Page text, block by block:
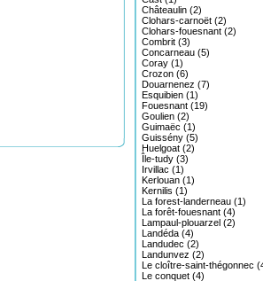
Châteaulin (2)
Clohars-carnoët (2)
Clohars-fouesnant (2)
Combrit (3)
Concarneau (5)
Coray (1)
Crozon (6)
Douarnenez (7)
Esquibien (1)
Fouesnant (19)
Goulien (2)
Guimaëc (1)
Guissény (5)
Huelgoat (2)
Île-tudy (3)
Irvillac (1)
Kerlouan (1)
Kernilis (1)
La forest-landerneau (1)
La forêt-fouesnant (4)
Lampaul-plouarzel (2)
Landéda (4)
Landudec (2)
Landunvez (2)
Le cloître-saint-thégonnec
Le conquet (4)